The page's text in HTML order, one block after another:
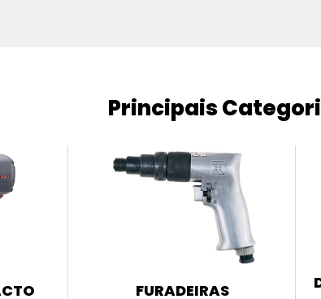
Principais
FURADEIRAS